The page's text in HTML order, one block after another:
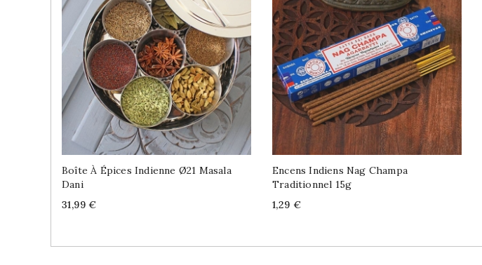
Boîte À Épices Indienne Ø21 Masala
Dani
Price
31,99 €
Encens Indiens Nag Champa
Traditionnel 15g
Price
1,29 €